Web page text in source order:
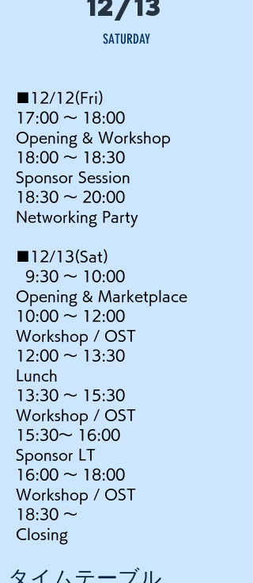
SATURDAY
■12/12(Fri)
17:00 〜 18:00
Opening & Workshop
18:00 〜 18:30
Sponsor Session
18:30 〜 20:00
Networking Party
■12/13(Sat)
9:30 〜 10:00
Opening & Marketplace
10:00 〜 12:00
Workshop / OST
12:00 〜 13:30
Lunch
13:30 〜 15:30
Workshop / OST
15:30〜 16:00
Sponsor LT
16:00 〜 18:00
Workshop / OST
18:30 〜
Closing